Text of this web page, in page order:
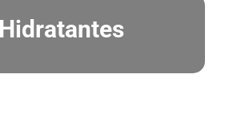
Hidratantes